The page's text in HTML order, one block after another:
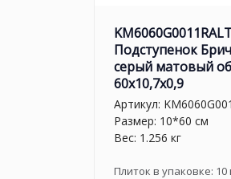
Подступенок
серый матовый
60x10,7x0,9
Артикул:
Размер: 10*60 см
Вес: 1.256 кг
Плиток в упаковке: 10